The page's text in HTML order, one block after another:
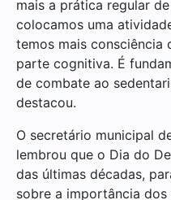
mais a prática regular
colocamos uma
temos mais consciência
parte cognitiva. É
de combate ao
destacou.
O secretário municipal
lembrou que o Dia do
das últimas décadas,
sobre a importância